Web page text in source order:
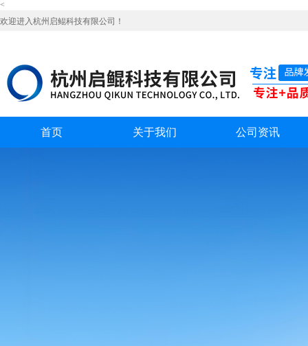
<
欢迎进入杭州启鲲科技有限公司！
首页 关于我们 公司资讯